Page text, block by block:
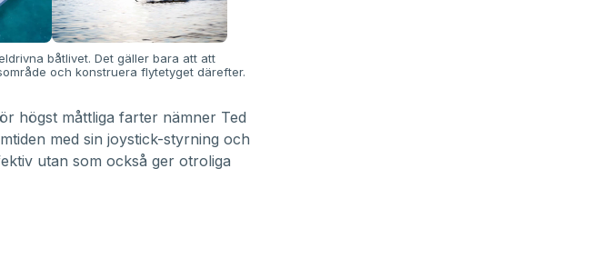
båtlivet. Det gäller bara att att
och konstruera flytetyget därefter.
högst måttliga farter nämner Ted
med sin joystick-styrning och
utan som också ger otroliga